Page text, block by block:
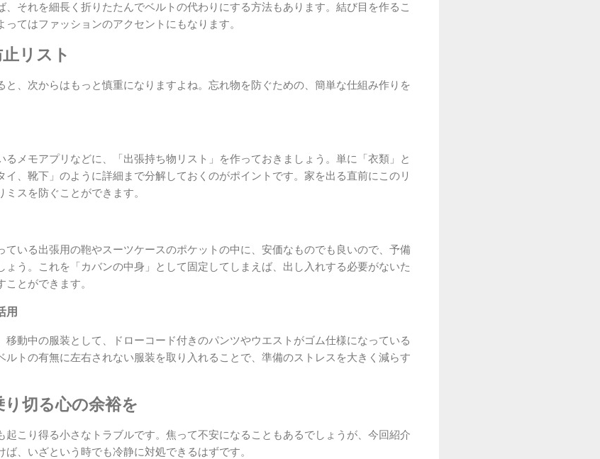
それを細長く折りたたんでベルトの代わりにする方法もあります。結び目を作るこ
てはファッションのアクセントにもなります。
リスト
と、次からはもっと慎重になりますよね。忘れ物を防ぐための、簡単な仕組み作りを
るメモアプリなどに、「出張持ち物リスト」を作っておきましょう。単に「衣類」と
、靴下」のように詳細まで分解しておくのがポイントです。家を出る直前にこのリ
スを防ぐことができます。
ている出張用の鞄やスーツケースのポケットの中に、安価なものでも良いので、予備
う。これを「カバンの中身」として固定してしまえば、出し入れする必要がないた
とができます。
用
移動中の服装として、ドローコード付きのパンツやウエストがゴム仕様になっている
ルトの有無に左右されない服装を取り入れることで、準備のストレスを大きく減らす
切る心の余裕を
起こり得る小さなトラブルです。焦って不安になることもあるでしょうが、今回紹介
、いざという時でも冷静に対処できるはずです。